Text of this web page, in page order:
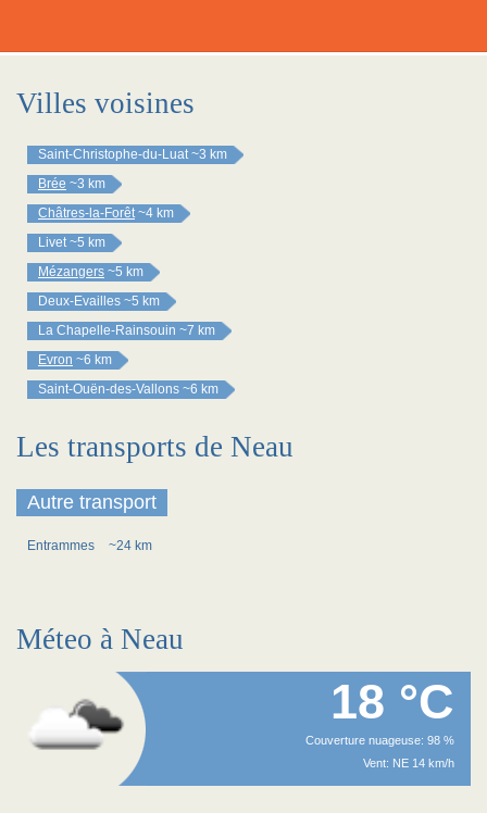
Villes voisines
Saint-Christophe-du-Luat ~3 km
Brée ~3 km
Châtres-la-Forêt ~4 km
Livet ~5 km
Mézangers ~5 km
Deux-Evailles ~5 km
La Chapelle-Rainsouin ~7 km
Evron ~6 km
Saint-Ouën-des-Vallons ~6 km
Les transports de Neau
Autre transport
Entrammes ~24 km
Méteo à Neau
18 °C
Couverture nuageuse: 98 %
Vent: NE 14 km/h